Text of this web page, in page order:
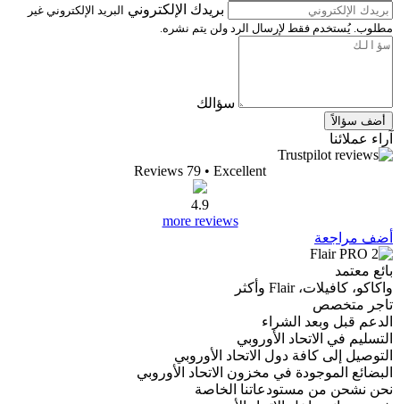
بريدك الإلكتروني البريد الإلكتروني غير
مطلوب. يُستخدم فقط لإرسال الرد ولن يتم نشره.
سؤالك
أضف سؤالاً
آراء عملائنا
Reviews 79 • Excellent
4.9
more reviews
أضف مراجعة
بائع معتمد
واكاكو، كافيلات، Flair وأكثر
تاجر متخصص
الدعم قبل وبعد الشراء
التسليم في الاتحاد الأوروبي
التوصيل إلى كافة دول الاتحاد الأوروبي
البضائع الموجودة في مخزون الاتحاد الأوروبي
نحن نشحن من مستودعاتنا الخاصة